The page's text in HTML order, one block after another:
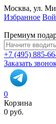
Москва, ул.
Избранное
Премиум
+7 (495) 885-
Заказать
0
Корзина
0 руб.